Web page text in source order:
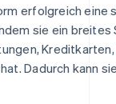
erfolgreich eine
sie ein breites
Dadurch kann